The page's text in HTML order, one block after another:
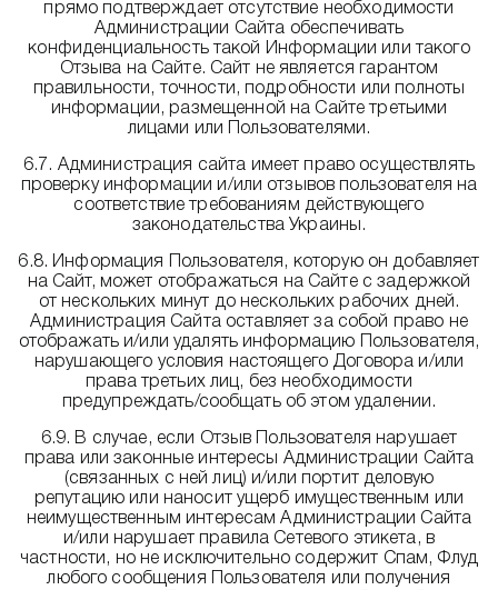
прямо подтверждает отсутствие необходимости
Администрации Сайта обеспечивать
конфиденциальность такой Информации или такого
Отзыва на Сайте. Сайт не является гарантом
правильности, точности, подробности или полноты
информации, размещенной на Сайте третьими
лицами или Пользователями.
6.7. Администрация сайта имеет право осуществлять
проверку информации и/или отзывов пользователя на
соответствие требованиям действующего
законодательства Украины.
6.8. Информация Пользователя, которую он добавляет
на Сайт, может отображаться на Сайте с задержкой
от нескольких минут до нескольких рабочих дней.
Администрация Сайта оставляет за собой право не
отображать и/или удалять информацию Пользователя,
нарушающего условия настоящего Договора и/или
права третьих лиц, без необходимости
предупреждать/сообщать об этом удалении.
6.9. В случае, если Отзыв Пользователя нарушает
права или законные интересы Администрации Сайта
(связанных с ней лиц) и/или портит деловую
репутацию или наносит ущерб имущественным или
неимущественным интересам Администрации Сайта
и/или нарушает правила Сетевого этикета, в
частности, но не исключительно содержит Спам, Флуд
любого сообщения Пользователя или получения